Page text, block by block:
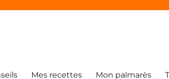
Mes recettes Mon palmarès